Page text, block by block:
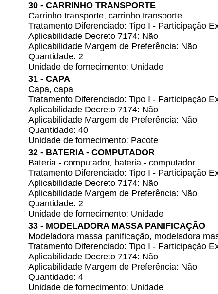
30 - CARRINHO TRANSPORTE
Carrinho transporte, carrinho transporte
Tratamento Diferenciado: Tipo I - Participação
Aplicabilidade Decreto 7174: Não
Aplicabilidade Margem de Preferência: Não
Quantidade: 2
Unidade de fornecimento: Unidade
31 - CAPA
Capa, capa
Tratamento Diferenciado: Tipo I - Participação
Aplicabilidade Decreto 7174: Não
Aplicabilidade Margem de Preferência: Não
Quantidade: 40
Unidade de fornecimento: Pacote
32 - BATERIA - COMPUTADOR
Bateria - computador, bateria - computador
Tratamento Diferenciado: Tipo I - Participação
Aplicabilidade Decreto 7174: Não
Aplicabilidade Margem de Preferência: Não
Quantidade: 2
Unidade de fornecimento: Unidade
33 - MODELADORA MASSA PANIFICAÇÃO
Modeladora massa panificação, modeladora
Tratamento Diferenciado: Tipo I - Participação
Aplicabilidade Decreto 7174: Não
Aplicabilidade Margem de Preferência: Não
Quantidade: 4
Unidade de fornecimento: Unidade